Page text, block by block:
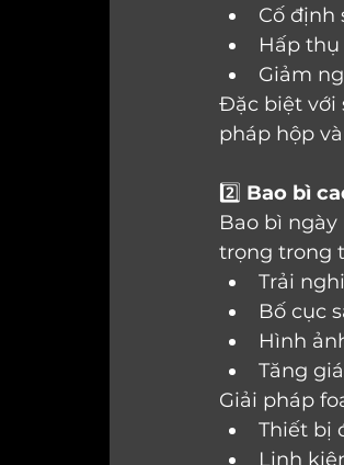
Cố định
Hấp
Giảm
Đặc biệt với
pháp hộp
2️⃣ Bao bì
Bao bì
trọng trong
Trải
Bố cục
Hình
Tăng
Giải pháp
Thiết bị
Linh